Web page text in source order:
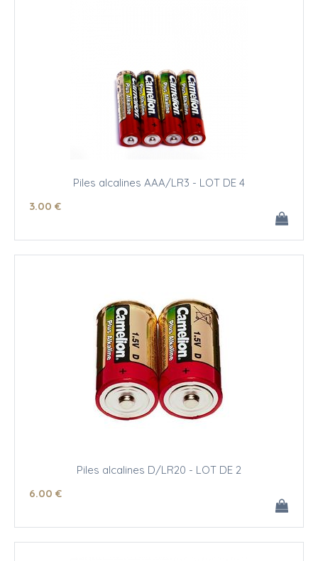
Piles alcalines AAA/LR3 - LOT DE 4
3.00 €
Piles alcalines D/LR20 - LOT DE 2
6.00 €